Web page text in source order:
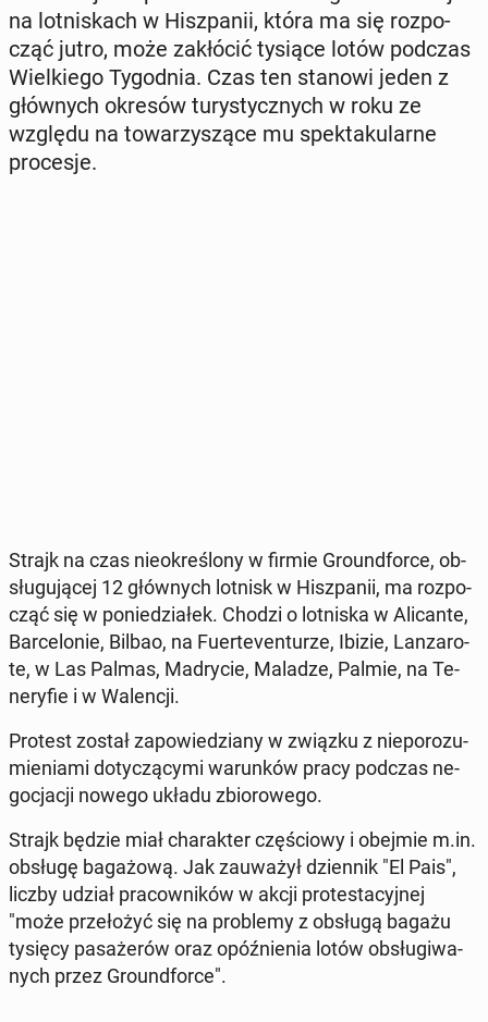
na lot­ni­skach w Hisz­pa­nii, która ma się roz­po­
cząć jutro, może za­kłó­cić tysiące lotów podczas
Wiel­kie­go Ty­go­dnia. Czas ten stanowi jeden z
głów­nych okresów tu­ry­stycz­nych w roku ze
względu na to­wa­rzy­szą­ce mu spek­ta­ku­lar­ne
pro­ce­sje.
Strajk na czas nie­okre­ślo­ny w firmie Gro­und­for­ce, ob­
słu­gu­ją­cej 12 głów­nych lotnisk w Hisz­pa­nii, ma roz­po­
cząć się w po­nie­dzia­łek. Chodzi o lot­ni­ska w Ali­can­te,
Bar­ce­lo­nie, Bilbao, na Fu­er­te­ven­tu­rze, Ibizie, Lan­za­ro­
te, w Las Palmas, Ma­dry­cie, Maladze, Palmie, na Te­
ne­ry­fie i w Wa­len­cji.
Protest został za­po­wie­dzia­ny w związku z nie­po­ro­zu­
mie­nia­mi do­ty­czą­cy­mi wa­run­ków pracy podczas ne­
go­cja­cji nowego układu zbio­ro­we­go.
Strajk będzie miał cha­rak­ter czę­ścio­wy i obejmie m.in.
obsługę ba­ga­żo­wą. Jak za­uwa­żył dzien­nik "El Pais",
liczby udział pra­cow­ni­ków w akcji pro­te­sta­cyj­nej
"może prze­ło­żyć się na pro­ble­my z obsługą bagażu
tysięcy pa­sa­że­rów oraz opóź­nie­nia lotów ob­słu­gi­wa­
nych przez Gro­und­for­ce".